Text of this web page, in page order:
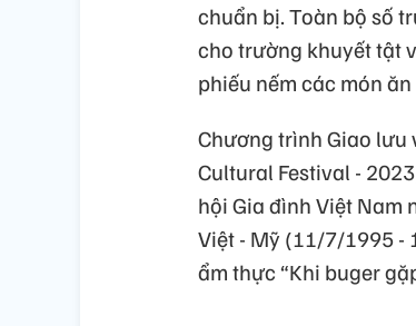
chuẩn bị. Toàn bộ số
cho trường khuyết tật
phiếu nếm các món
Chương trình Giao lưu
Cultural Festival -
hội Gia đình Việt Nam
Việt - Mỹ (11/7/1995 -
ẩm thực “Khi buger